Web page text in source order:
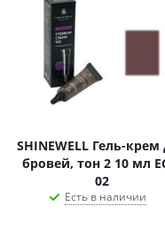
SHINEWELL Гель-крем
бровей, тон 2 10 мл
02
Есть в наличии